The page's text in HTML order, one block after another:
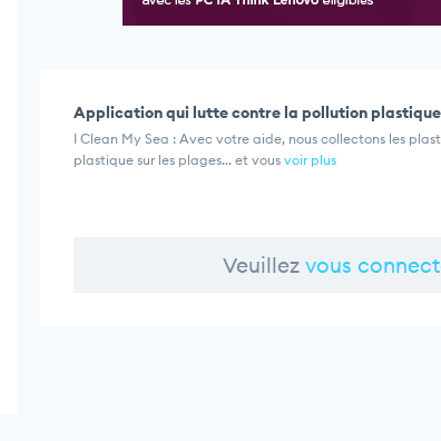
Application qui lutte contre la pollution plastique
I Clean My Sea : Avec votre aide, nous collectons les
plastique sur les plages... et vous voir plus
Veuillezvous